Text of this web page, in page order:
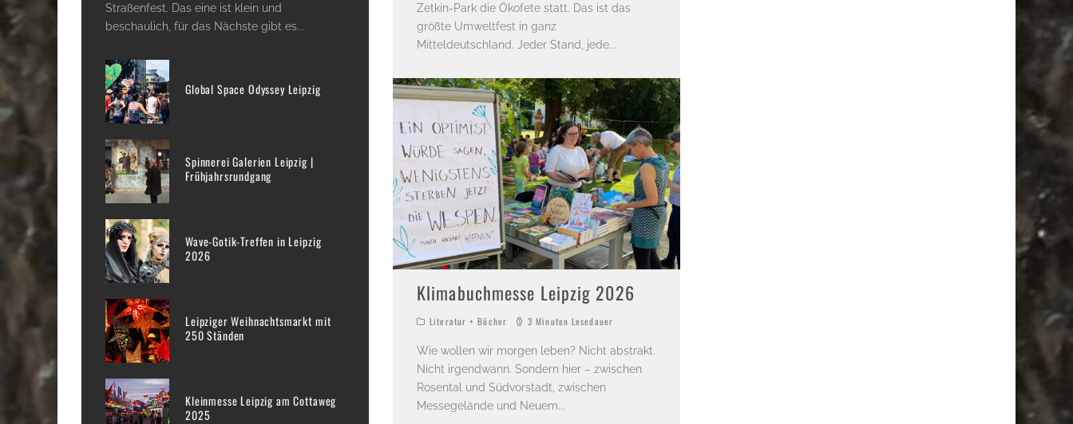
Straßenfest. Das eine ist klein und
beschaulich, für das Nächste gibt es...
Global Space Odyssey Leipzig
Spinnerei Galerien Leipzig |
Frühjahrsrundgang
Wave-Gotik-Treffen in Leipzig
2026
Leipziger Weihnachtsmarkt mit
250 Ständen
Kleinmesse Leipzig am Cottaweg
2025
Zetkin-Park die Ökofete statt. Das ist das
größte Umweltfest in ganz
Mitteldeutschland. Jeder Stand, jede...
Klimabuchmesse Leipzig 2026
Literatur + Bücher 3 Minuten Lesedauer
Wie wollen wir morgen leben? Nicht abstrakt.
Nicht irgendwann. Sondern hier – zwischen
Rosental und Südvorstadt, zwischen
Messegelände und Neuem...